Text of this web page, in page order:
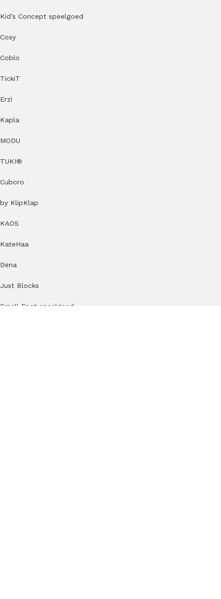
Kid’s Concept speelgoed
Cosy
Coblo
TickiT
Erzi
Kapla
MODU
TUKI®
Cuboro
by KlipKlap
KAOS
KateHaa
Dëna
Just Blocks
Small Foot speelgoed